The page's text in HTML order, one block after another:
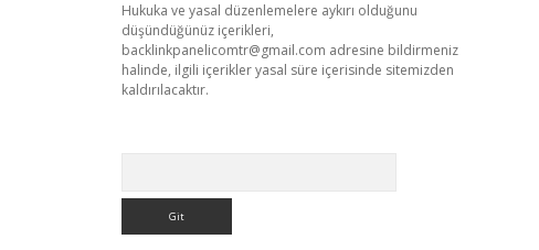
Hukuka ve yasal düzenlemelere aykırı olduğunu
düşündüğünüz içerikleri,
backlinkpanelicomtr@gmail.com adresine bildirmeniz
halinde, ilgili içerikler yasal süre içerisinde sitemizden
kaldırılacaktır.